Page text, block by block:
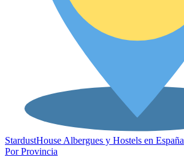
StardustHouse Albergues y Hostels en España
Por Provincia